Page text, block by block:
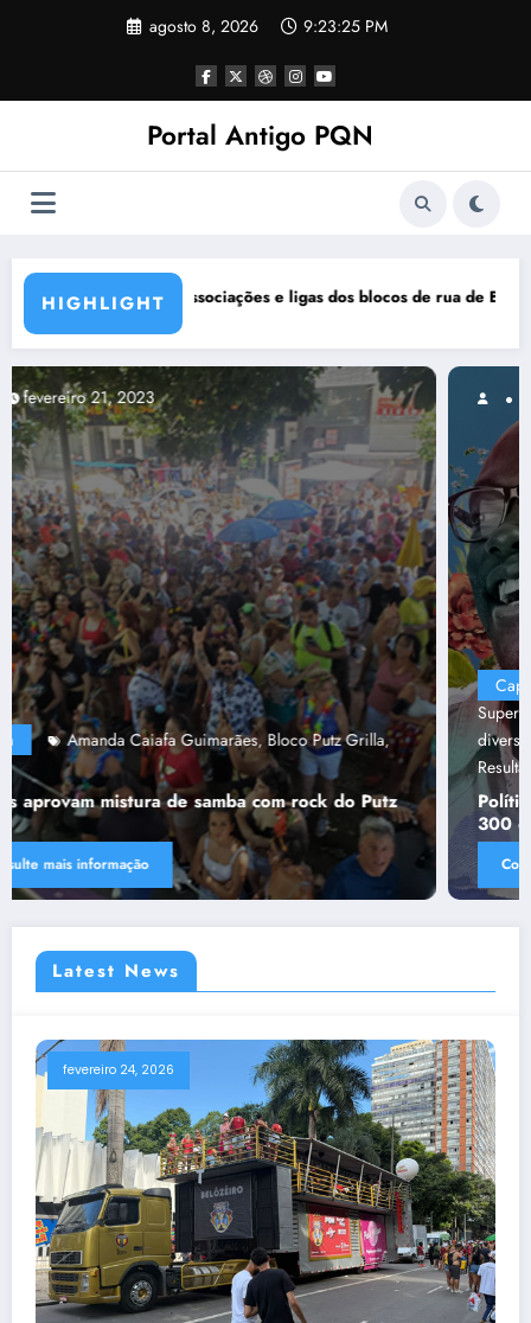
agosto 8, 2026 9:23:26 PM
Portal Antigo PQN
HIGHLIGHT
de rua de BH se manifestam em nota de repúdioRocknights lança a primeira
Capa
“Tendências para Docência no Ensino
Superior”,Ânima Educaçã,Ânima Plurais,capa,Política de
diversidade da Una e do UniBH,Rede Comunicação de
Resultado
Tânia Chaves
Política de diversidade da Una e do UniBH envolve
300 docentes e coladores negros
Consulte mais informação
março 5, 2021
Latest News
fevereiro 24, 2026